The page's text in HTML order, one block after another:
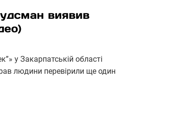
виявив
у Закарпатській області
людини перевірили ще один